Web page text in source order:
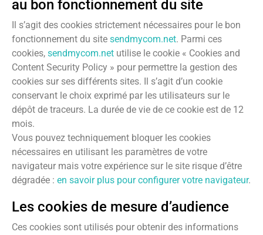
au bon fonctionnement du site
Il s’agit des cookies strictement nécessaires pour le bon
fonctionnement du site sendmycom.net. Parmi ces
cookies, sendmycom.net utilise le cookie « Cookies and
Content Security Policy » pour permettre la gestion des
cookies sur ses différents sites. Il s’agit d’un cookie
conservant le choix exprimé par les utilisateurs sur le
dépôt de traceurs. La durée de vie de ce cookie est de 12
mois.
Vous pouvez techniquement bloquer les cookies
nécessaires en utilisant les paramètres de votre
navigateur mais votre expérience sur le site risque d’être
dégradée : en savoir plus pour configurer votre navigateur.
Les cookies de mesure d’audience
Ces cookies sont utilisés pour obtenir des informations